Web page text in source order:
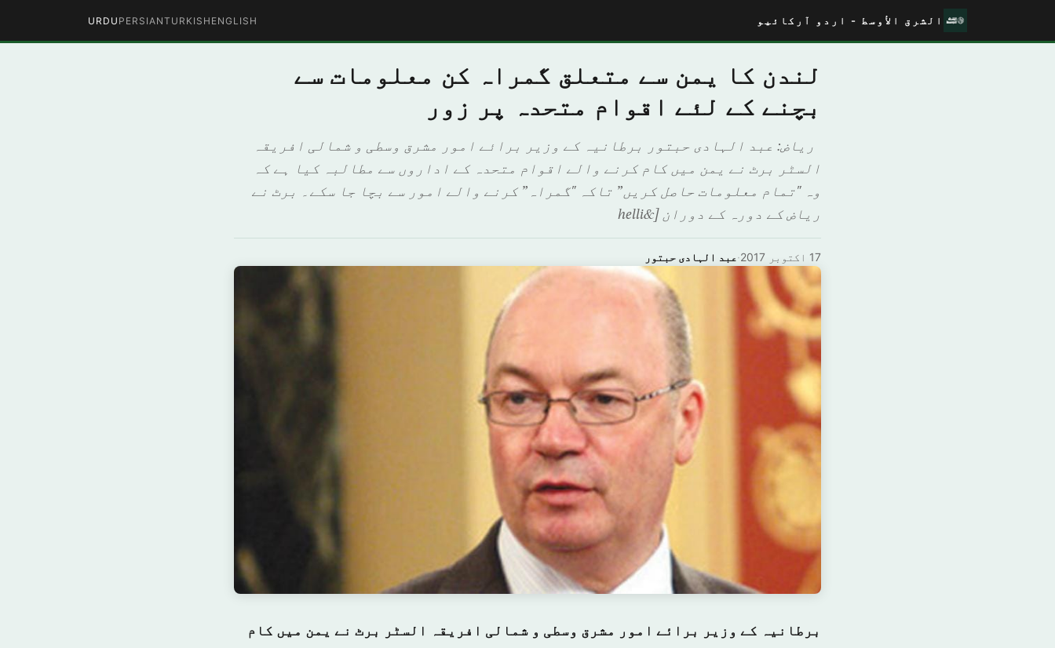
الشرق الأوسط - اردو آرکائیو ENGLISH
TURKISH
PERSIAN
URDU
لندن کا یمن سے متعلق گمراہ کن معلومات سے
بچنے کے لئے اقوام متحدہ پر زور
رياض: عبد الہادی حبتور برطانیہ کے وزیر برائے امور مشرق وسطی و شمالی افریقہ
السٹر برٹ نے یمن میں کام کرنے والے اقوام متحدہ کے اداروں سے مطالبہ کیا ہے کہ
وہ "تمام معلومات حاصل کریں” تاکہ "گمراہ” کرنے والے امور سے بچا جا سکے۔ برٹ نے
ریاض کے دورہ کے دوران [&helli
ﻋﺒﺪ الہادى ﺣﺒﺘﻮر· 17 اکتوبر 2017
برطانیہ کے وزیر برائے امور مشرق وسطی و شمالی افریقہ السٹر برٹ نے یمن میں کام